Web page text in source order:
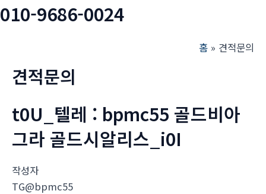
010-9686-0024
홈 견적문의
견적문의
t0U_텔레 : bpmc55 골드비아
그라 골드시알리스_i0I
작성자
TG@bpmc55